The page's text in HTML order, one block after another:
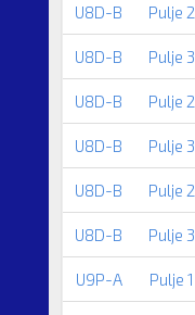
U8D-B Pulje 2
U8D-B Pulje 3
U8D-B Pulje 2
U8D-B Pulje 3
U8D-B Pulje 2
U8D-B Pulje 3
U9P-A Pulje 1